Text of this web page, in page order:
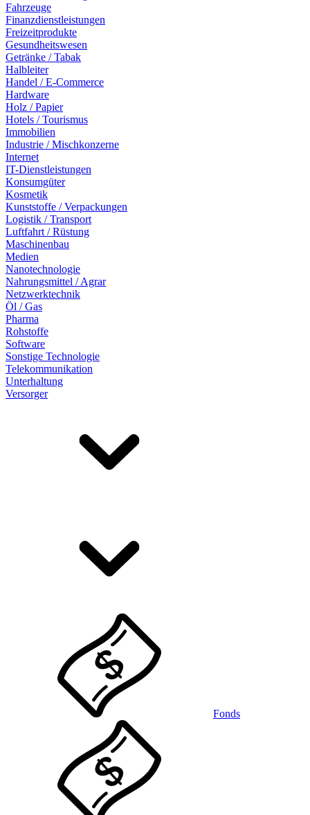
Fahrzeuge
Finanzdienstleistungen
Freizeitprodukte
Gesundheitswesen
Getränke / Tabak
Halbleiter
Handel / E-Commerce
Hardware
Holz / Papier
Hotels / Tourismus
Immobilien
Industrie / Mischkonzerne
Internet
IT-Dienstleistungen
Konsumgüter
Kosmetik
Kunststoffe / Verpackungen
Logistik / Transport
Luftfahrt / Rüstung
Maschinenbau
Medien
Nanotechnologie
Nahrungsmittel / Agrar
Netzwerktechnik
Öl / Gas
Pharma
Rohstoffe
Software
Sonstige Technologie
Telekommunikation
Unterhaltung
Versorger
Fonds